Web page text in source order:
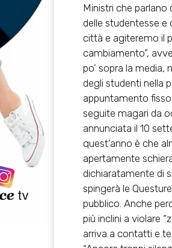
Ministri che parlano
delle studentesse e
città e agiteremo il
cambiamento”,
po’ sopra la
degli studenti nella
appuntamento fisso
seguite magari da
annunciata il 10
quest’anno è che
apertamente
dichiaratamente di
spingerà le
pubblico. Anche
più inclini a violare
arriva a contatti e